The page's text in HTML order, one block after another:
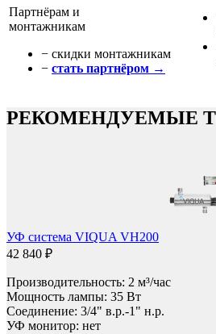
Партнёрам и
монтажникам
− cкидки монтажникам
− стать партнёром →
РЕКОМЕНДУЕМЫЕ
УФ система VIQUA VH200
42 840 ₽
Производительность: 2 м³/час
Мощность лампы: 35 Вт
Соединение: 3/4" в.р.-1" н.р.
УФ монитор: нет